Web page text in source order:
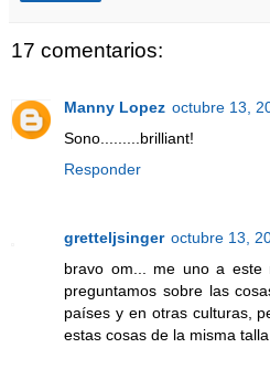
17 comentarios:
Manny Lopez octubre 13,
Sono.........brilliant!
Responder
gretteljsinger octubre 13,
bravo om... me uno a este
preguntamos sobre las
países y en otras culturas,
estas cosas de la misma talla.